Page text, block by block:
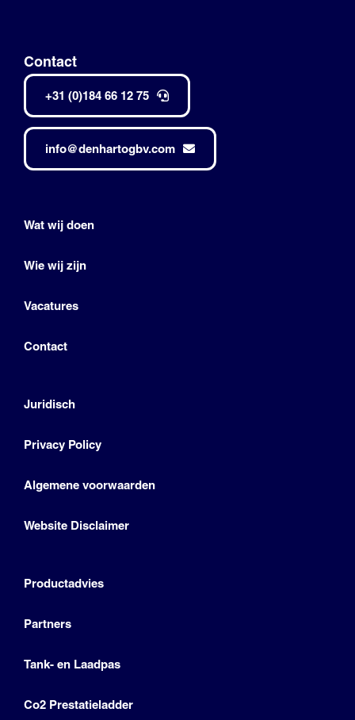
Contact
+31 (0)184 66 12 75
info@denhartogbv.com
Wat wij doen
Wie wij zijn
Vacatures
Contact
Juridisch
Privacy Policy
Algemene voorwaarden
Website Disclaimer
Productadvies
Partners
Tank- en Laadpas
Co2 Prestatieladder